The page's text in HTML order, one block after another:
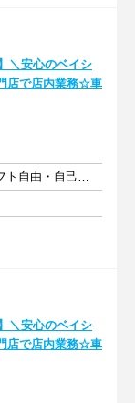
＼安心のベイシ
店で店内業務☆車
週1日以上 1日3時間以上 シフト自由・自己申告
＼安心のベイシ
店で店内業務☆車